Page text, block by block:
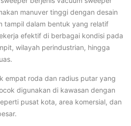
manuver tinggi dengan desain
tampil dalam bentuk yang relatif
efektif di berbagai kondisi pada
wilayah perindustrian, hingga
empat roda dan radius putar yang
digunakan di kawasan dengan
pusat kota, area komersial, dan